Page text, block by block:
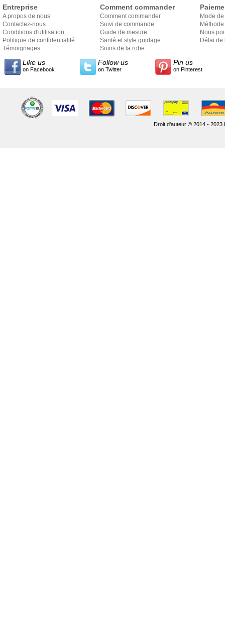
Entreprise
A propos de nous
Contactez-nous
Conditions d'utilisation
Politique de confidentialité
Témoignages
Comment commander
Comment commander
Suivi de commande
Guide de mesure
Santé et style guidage
Soins de la robe
Mode
Nous
Délai de
Like us
on Facebook
Follow us
on Twitter
Pin us
on Pinterest
Droit d'auteur © 2014 - 2023